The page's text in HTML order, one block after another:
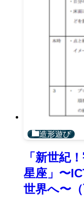
造形遊び
「新世紀
星座」〜
世界へ〜（